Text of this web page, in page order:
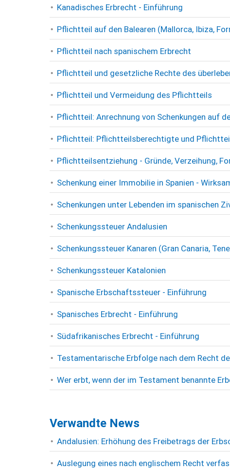
Kanadisches Erbrecht - Einführung
Pflichtteil auf den Balearen (Mallorca, Ibiza,
Pflichtteil nach spanischem Erbrecht
Pflichtteil und gesetzliche Rechte des
Pflichtteil und Vermeidung des Pflichtteils
Pflichtteil: Anrechnung von Schenkungen auf
Pflichtteil: Pflichtteilsberechtigte und
Pflichtteilsentziehung - Gründe, Verzeihung,
Schenkung einer Immobilie in Spanien -
Schenkungen unter Lebenden im spanischen
Schenkungssteuer Andalusien
Schenkungssteuer Kanaren (Gran Canaria,
Schenkungssteuer Katalonien
Spanische Erbschaftssteuer - Einführung
Spanisches Erbrecht - Einführung
Südafrikanisches Erbrecht - Einführung
Testamentarische Erbfolge nach dem Recht
Wer erbt, wenn der im Testament benannte
Verwandte News
Andalusien: Erhöhung des Freibetrags der
Auslegung eines nach englischem Recht